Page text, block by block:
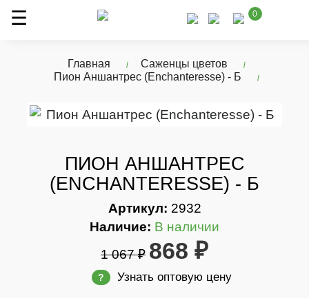
0
Главная
Саженцы цветов
Пион Аншантрес (Enchanteresse) - Б
ПИОН АНШАНТРЕС
(ENCHANTERESSE) - Б
Артикул: 2932
Наличие: В наличии
1 067 ₽ 868 ₽
? Узнать оптовую цену